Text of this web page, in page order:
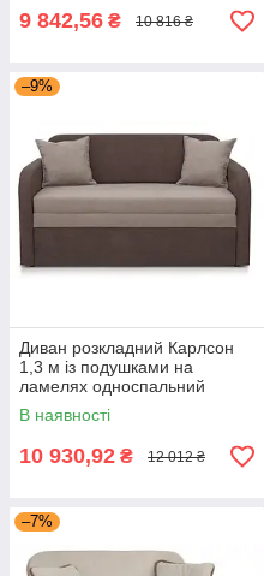
9 842,56 ₴ 10 816 ₴
–9%
Диван розкладний Карлсон
1,3 м із подушками на
ламелях односпальний
Аляска 03/23 кавово-бежевий
Мікс Меблі
В наявності
10 930,92 ₴ 12 012 ₴
–7%